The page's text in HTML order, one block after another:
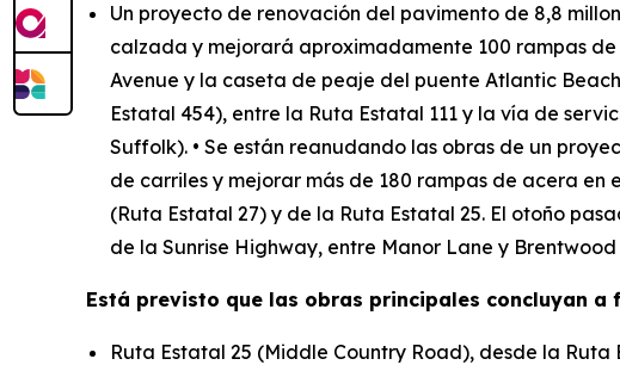
Un proyecto de renovación del pavimento de 8,8
calzada y mejorará aproximadamente 100 rampas
Avenue y la caseta de peaje del puente Atlantic
Estatal 454), entre la Ruta Estatal 111 y la vía de
Suffolk). • Se están reanudando las obras de un
de carriles y mejorar más de 180 rampas de acera
(Ruta Estatal 27) y de la Ruta Estatal 25. El otoño
de la Sunrise Highway, entre Manor Lane y
Está previsto que las obras principales concluyan
Ruta Estatal 25 (Middle Country Road), desde la Ruta